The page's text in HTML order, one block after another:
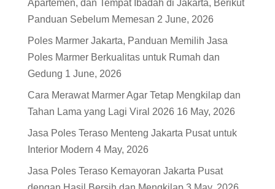
Apartemen, dan Tempat Ibadah di Jakarta, Berikut
Panduan Sebelum Memesan 2 June, 2026
Poles Marmer Jakarta, Panduan Memilih Jasa
Poles Marmer Berkualitas untuk Rumah dan
Gedung 1 June, 2026
Cara Merawat Marmer Agar Tetap Mengkilap dan
Tahan Lama yang Lagi Viral 2026 16 May, 2026
Jasa Poles Teraso Menteng Jakarta Pusat untuk
Interior Modern 4 May, 2026
Jasa Poles Teraso Kemayoran Jakarta Pusat